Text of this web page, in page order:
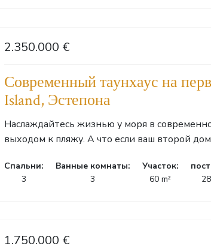
2.350.000 €
Современный таунхаус на
Island, Эстепона
Наслаждайтесь жизнью у моря в
выходом к пляжу. А что если ваш второй дом
Cпальни:
3
Ванные комнаты:
3
Участок:
60 m²
1.750.000 €